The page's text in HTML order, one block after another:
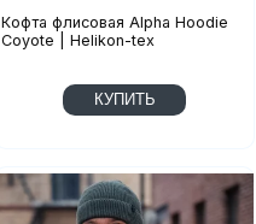
Кофта флисовая Alpha Hoodie
Coyote | Helikon-tex
КУПИТЬ